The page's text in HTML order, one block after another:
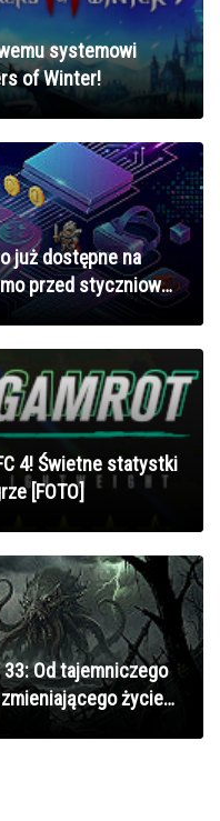
systemowi
of Winter!
już dostępne na
przed styczniową
4! Świetne statystki
[FOTO]
Od tajemniczego
życie